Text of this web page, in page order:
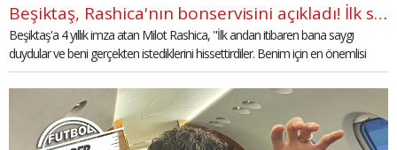
Beşiktaş, Rashica'nın bonservisini açıkladı! İlk sözleri...
Beşiktaş'a 4 yıllık imza atan Milot Rashica, "İlk andan itibaren bana saygı
duydular ve beni gerçekten istediklerini hissettirdiler. Benim için en önemlisi
buydu." dedi.